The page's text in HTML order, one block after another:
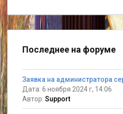
Последнее на форуме
Заявка на администратора
Дата: 6 ноября 2024 г, 14:06
Автор: Support